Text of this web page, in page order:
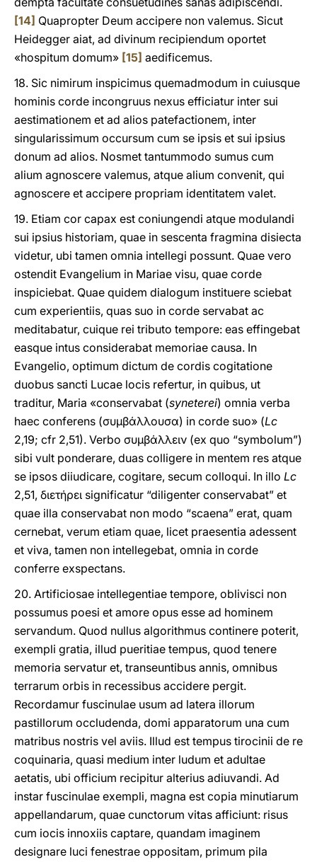
[14] Quapropter Deum accipere non valemus. Sicut
Heidegger aiat, ad divinum recipiendum oportet
«hospitum domum» [15] aedificemus.
18. Sic nimirum inspicimus quemadmodum in cuiusque
hominis corde incongruus nexus efficiatur inter sui
aestimationem et ad alios patefactionem, inter
singularissimum occursum cum se ipsis et sui ipsius
donum ad alios. Nosmet tantummodo sumus cum
alium agnoscere valemus, atque alium convenit, qui
agnoscere et accipere propriam identitatem valet.
19. Etiam cor capax est coniungendi atque modulandi
sui ipsius historiam, quae in sescenta fragmina disiecta
videtur, ubi tamen omnia intellegi possunt. Quae vero
ostendit Evangelium in Mariae visu, quae corde
inspiciebat. Quae quidem dialogum instituere sciebat
cum experientiis, quas suo in corde servabat ac
meditabatur, cuique rei tributo tempore: eas effingebat
easque intus considerabat memoriae causa. In
Evangelio, optimum dictum de cordis cogitatione
duobus sancti Lucae locis refertur, in quibus, ut
traditur, Maria «conservabat (syneterei) omnia verba
haec conferens (συμβάλλουσα) in corde suo» (Lc
2,19; cfr 2,51). Verbo συμβάλλειν (ex quo “symbolum”)
sibi vult ponderare, duas colligere in mentem res atque
se ipsos diiudicare, cogitare, secum colloqui. In illo Lc
2,51, διετήρει significatur “diligenter conservabat” et
quae illa conservabat non modo “scaena” erat, quam
cernebat, verum etiam quae, licet praesentia adessent
et viva, tamen non intellegebat, omnia in corde
conferre exspectans.
20. Artificiosae intellegentiae tempore, oblivisci non
possumus poesi et amore opus esse ad hominem
servandum. Quod nullus algorithmus continere poterit,
exempli gratia, illud pueritiae tempus, quod tenere
memoria servatur et, transeuntibus annis, omnibus
terrarum orbis in recessibus accidere pergit.
Recordamur fuscinulae usum ad latera illorum
pastillorum occludenda, domi apparatorum una cum
matribus nostris vel aviis. Illud est tempus tirocinii de re
coquinaria, quasi medium inter ludum et adultae
aetatis, ubi officium recipitur alterius adiuvandi. Ad
instar fuscinulae exempli, magna est copia minutiarum
appellandarum, quae cunctorum vitas afficiunt: risus
cum iocis innoxiis captare, quandam imaginem
designare luci fenestrae oppositam, primum pila